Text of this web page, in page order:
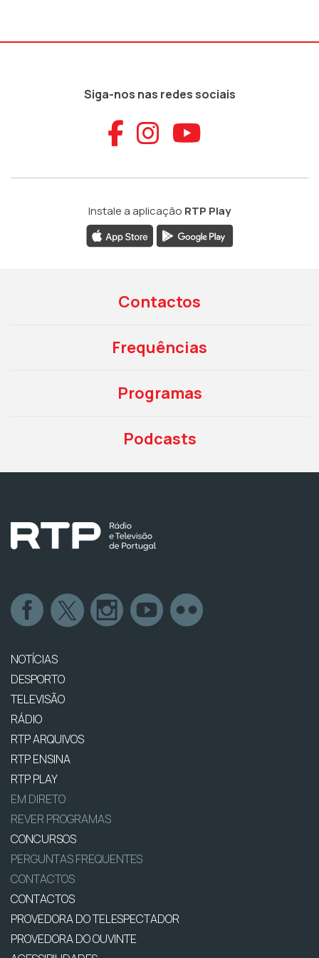
Siga-nos nas redes sociais
Aceder ao
Aceder ao
Aceder
Instale a aplicação RTP Play
Contactos
Frequências
Programas
Podcasts
NOTÍCIAS
DESPORTO
TELEVISÃO
RÁDIO
RTP ARQUIVOS
RTP ENSINA
RTP PLAY
EM DIRETO
REVER PROGRAMAS
CONCURSOS
PERGUNTAS FREQUENTES
CONTACTOS
CONTACTOS
PROVEDORA DO TELESPECTADOR
PROVEDORA DO OUVINTE